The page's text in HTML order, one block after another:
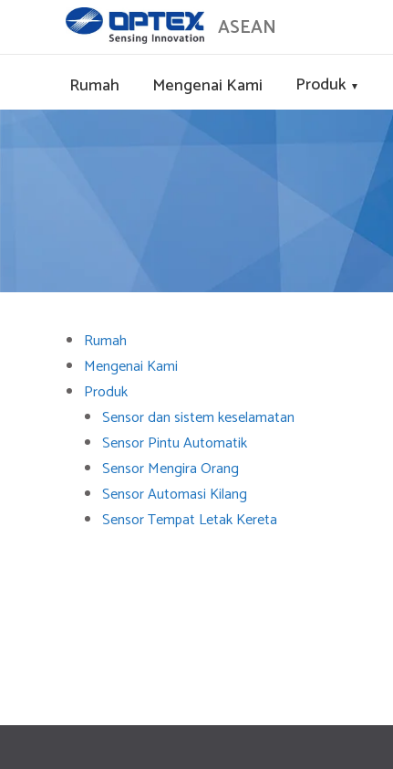
ASEAN
Rumah Mengenai Kami Produk ▼
Rumah
Mengenai Kami
Produk
Sensor dan sistem keselamatan
Sensor Pintu Automatik
Sensor Mengira Orang
Sensor Automasi Kilang
Sensor Tempat Letak Kereta